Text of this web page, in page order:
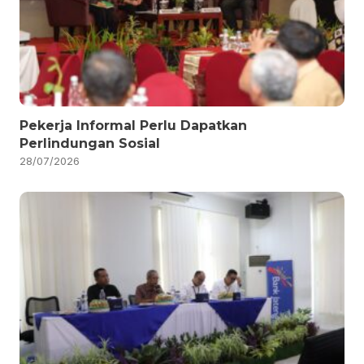
Pekerja Informal Perlu Dapatkan
Perlindungan Sosial
28/07/2026